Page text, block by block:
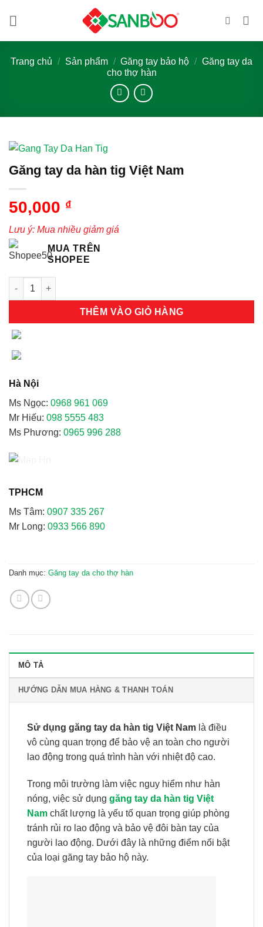
Trang chủ / Sản phẩm / Găng tay bảo hộ / Găng tay da
cho thợ hàn
Găng tay da hàn tig Việt Nam
50,000 ₫
Lưu ý: Mua nhiều giảm giá
MUA TRÊN
SHOPEE
Găng tay da hàn tig Việt Nam số lượng
THÊM VÀO GIỎ HÀNG
Hà Nội
Ms Ngọc: 0968 961 069
Mr Hiếu: 098 5555 483
Ms Phương: 0965 996 288
TPHCM
Ms Tâm: 0907 335 267
Mr Long: 0933 566 890
Danh mục: Găng tay da cho thợ hàn
MÔ TẢ
HƯỚNG DẪN MUA HÀNG & THANH TOÁN
Sử dụng găng tay da hàn tig Việt Nam là điều
vô cùng quan trọng để bảo vệ an toàn cho người
lao động trong quá trình hàn với nhiệt độ cao.
Trong môi trường làm việc nguy hiểm như hàn
nóng, việc sử dụng găng tay da hàn tig Việt
Nam chất lượng là yếu tố quan trọng giúp phòng
tránh rủi ro lao động và bảo vệ đôi bàn tay của
người lao động. Dưới đây là những điểm nổi bật
của loại găng tay bảo hộ này.